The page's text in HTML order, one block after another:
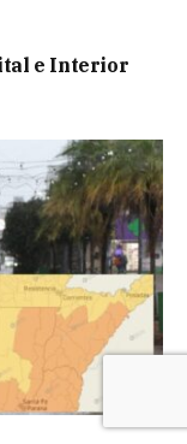
e Interior